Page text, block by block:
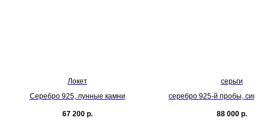
Локет
Серебро 925, лунные камни
67 200 р.
серьги
серебро 925-й пробы,
88 000 р.